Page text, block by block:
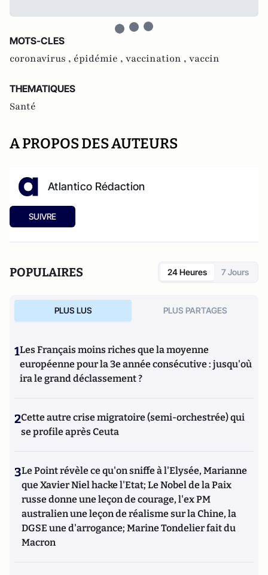
MOTS-CLES
coronavirus , épidémie , vaccination , vaccin
THEMATIQUES
Santé
A PROPOS DES AUTEURS
Atlantico Rédaction
SUIVRE
POPULAIRES 24 Heures 7 Jours
PLUS LUS PLUS PARTAGES
1Les Français moins riches que la moyenne
européenne pour la 3e année consécutive : jusqu'où
ira le grand déclassement ?
2Cette autre crise migratoire (semi-orchestrée) qui
se profile après Ceuta
3Le Point révèle ce qu'on sniffe à l'Elysée, Marianne
que Xavier Niel hacke l'Etat; Le Nobel de la Paix
russe donne une leçon de courage, l'ex PM
australien une leçon de réalisme sur la Chine, la
DGSE une d'arrogance; Marine Tondelier fait du
Macron